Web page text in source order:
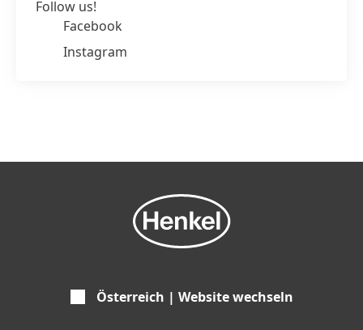
Follow us!
Facebook
Instagram
Österreich | Website wechseln